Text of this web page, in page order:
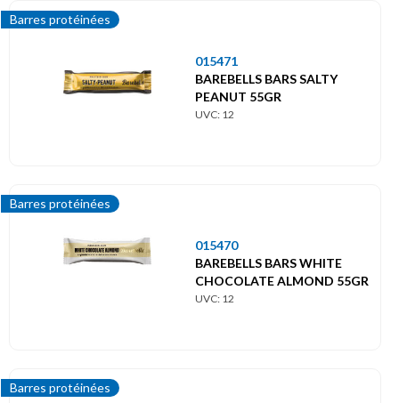
Barres protéinées
015471
BAREBELLS BARS SALTY
PEANUT 55GR
UVC: 12
Barres protéinées
015470
BAREBELLS BARS WHITE
CHOCOLATE ALMOND 55GR
UVC: 12
Barres protéinées